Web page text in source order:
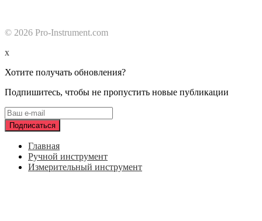
© 2026 Pro-Instrument.com
x
Хотите получать обновления?
Подпишитесь, чтобы не пропустить новые публикации
Главная
Ручной инструмент
Измерительный инструмент